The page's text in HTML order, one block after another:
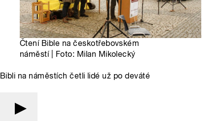
Čtení Bible na českotřebovském
náměstí | Foto: Milan Mikolecký
Bibli na náměstích četli lidé už po deváté